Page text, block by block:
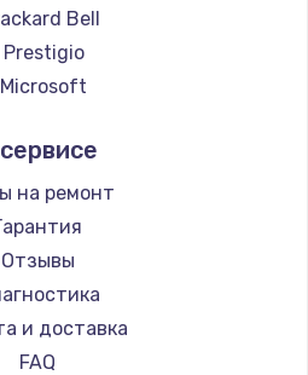
ноутбуков Evga
Google
Echips
Predator
ноутбуков iru
Machenike
DEXP
Teclast
CHUWI
Colorful
Bell
Prestigio
Microsoft
Aquarius
Gigabyte
Aorus
Maibenben
Getac
Epson
Philips
на ремонт
Отзывы
и доставка
FAQ